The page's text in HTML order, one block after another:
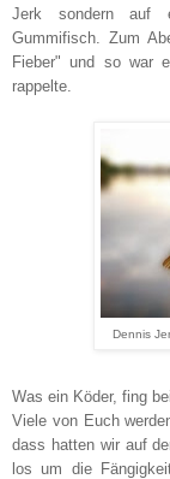
Jerk sondern auf
Gummifisch. Zum
Fieber" und so war
rappelte.
Dennis
Was ein Köder, fing
Viele von Euch
dass hatten wir auf
los um die